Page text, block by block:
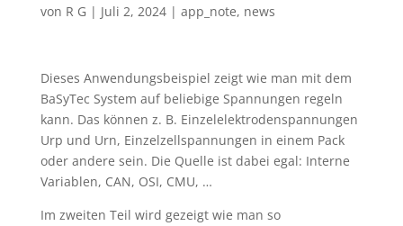
von R G | Juli 2, 2024| app_note, news
Dieses Anwendungsbeispiel zeigt wie man mit dem
BaSyTec System auf beliebige Spannungen regeln
kann. Das können z. B. Einzelelektrodenspannungen
Urp und Urn, Einzelzellspannungen in einem Pack
oder andere sein. Die Quelle ist dabei egal: Interne
Variablen, CAN, OSI, CMU, …
Im zweiten Teil wird gezeigt wie man so